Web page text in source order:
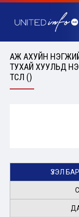
АЖ АХУЙН
ТУХАЙ ХУУЛЬД
ТӨСӨЛ ()
ҮЗЭЛ